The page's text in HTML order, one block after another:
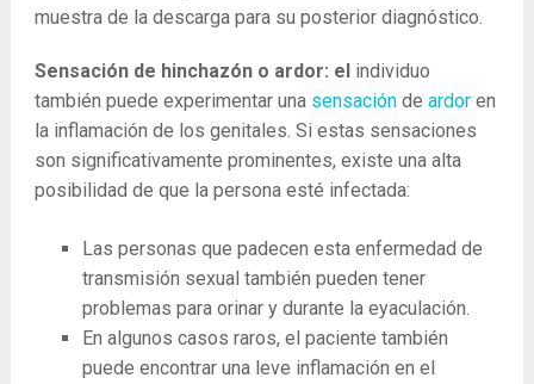
muestra de la descarga para su posterior diagnóstico.
Sensación de hinchazón o ardor: elindividuo
también puede experimentar una sensaciónde ardoren
la inflamación de los genitales. Si estas sensaciones
son significativamente prominentes, existe una alta
posibilidad de que la persona esté infectada:
Las personas que padecen esta enfermedad de
transmisión sexual también pueden tener
problemas para orinar y durante la eyaculación.
En algunos casos raros, el paciente también
puede encontrar una leve inflamación en el